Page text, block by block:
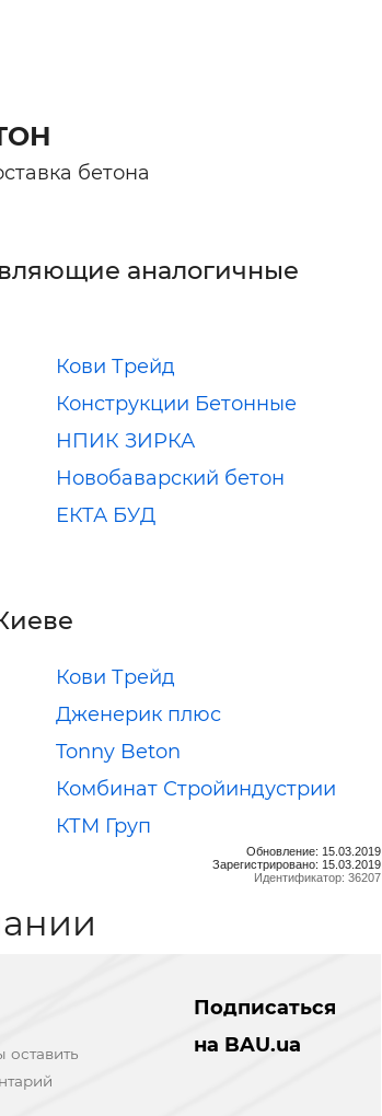
бетона
аналогичные
Кови Трейд
Конструкции Бетонные
НПИК ЗИРКА
Новобаварский бетон
ЕКТА БУД
Кови Трейд
Дженерик плюс
Tonny Beton
Комбинат Стройиндустрии
КТМ Груп
Обновление: 15.03.2019
Зарегистрировано: 15.03.2019
Идентификатор: 36207
оставить
Подписаться
на BAU.ua